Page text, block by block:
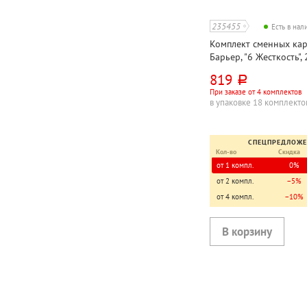
235455 Есть в
Комплект сменных
Барьер, "6 Жесткость",
819 руб.
При заказе от 4 комплектов
в упаковке 18
Кол-во
Скидка
от 1 компл. 0%
от 2 компл.
−5%
от 4 компл.
−10%